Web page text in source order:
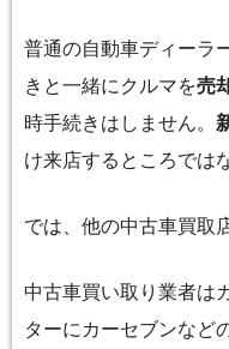
普通の自動車ディーラ
きと一緒にクルマを売
時手続きはしません。
け来店するところでは
では、他の中古車買取
中古車買い取り業者は
ターにカーセブンなど